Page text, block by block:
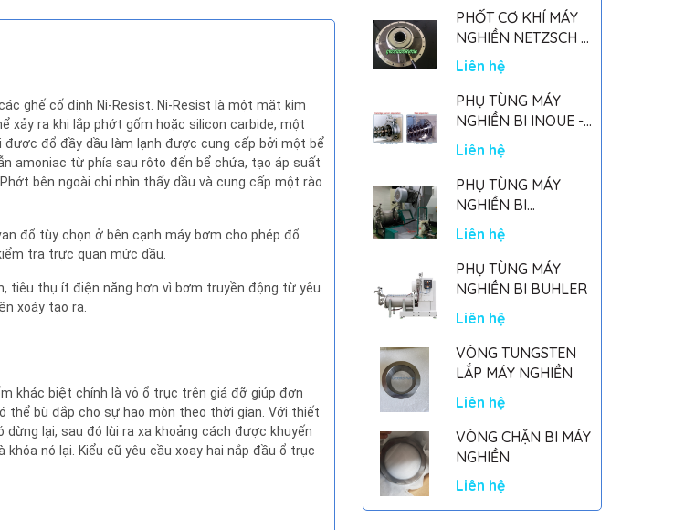
ghế cố định Ni-Resist. Ni-Resist là một mặt kim
xảy ra khi lắp phớt gốm hoặc silicon carbide, một
được đổ đầy dầu làm lạnh được cung cấp bởi một bể
amoniac từ phía sau rôto đến bể chứa, tạo áp suất
bên ngoài chỉ nhìn thấy dầu và cung cấp một rào
đổ tùy chọn ở bên cạnh máy bơm cho phép đổ
tra trực quan mức dầu.
tiêu thụ ít điện năng hơn vì bơm truyền động từ yêu
xoáy tạo ra.
khác biệt chính là vỏ ổ trục trên giá đỡ giúp đơn
thể bù đắp cho sự hao mòn theo thời gian. Với thiết
lại, sau đó lùi ra xa khoảng cách được khuyến
nó lại. Kiểu cũ yêu cầu xoay hai nắp đầu ổ trục
PHỐT CƠ KHÍ MÁY
NGHIỀN NETZSCH -
GERMANY
Liên hệ
PHỤ TÙNG MÁY
NGHIỀN BI INOUE -
PARTS FOR MHGII-
50 MIGHTY MILL
MARK II
Liên hệ
PHỤ TÙNG MÁY
NGHIỀN BI
NETSZCH
Liên hệ
PHỤ TÙNG MÁY
NGHIỀN BI BUHLER
Liên hệ
VÒNG TUNGSTEN
LẮP MÁY NGHIỀN
Liên hệ
VÒNG CHẶN BI MÁY
NGHIỀN
Liên hệ